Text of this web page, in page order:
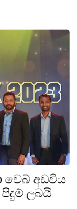
වෙබ් අඩවිය
ලබයි